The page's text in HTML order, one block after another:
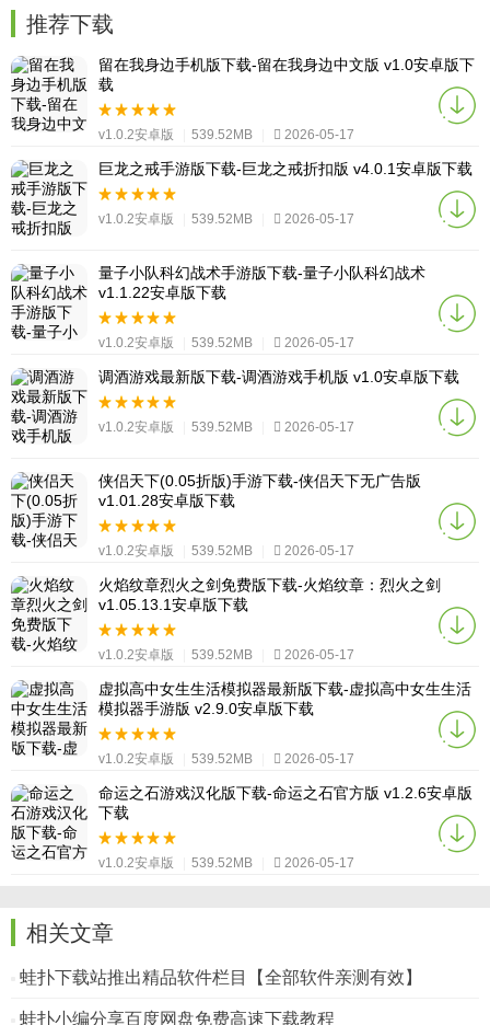
推荐下载
留在我身边手机版下载-留在我身边中文版 v1.0安卓版下
载
v1.0.2安卓版 539.52MB 2026-05-17
巨龙之戒手游版下载-巨龙之戒折扣版 v4.0.1安卓版下载
v1.0.2安卓版 539.52MB 2026-05-17
量子小队科幻战术手游版下载-量子小队科幻战术
v1.1.22安卓版下载
v1.0.2安卓版 539.52MB 2026-05-17
调酒游戏最新版下载-调酒游戏手机版 v1.0安卓版下载
v1.0.2安卓版 539.52MB 2026-05-17
侠侣天下(0.05折版)手游下载-侠侣天下无广告版
v1.01.28安卓版下载
v1.0.2安卓版 539.52MB 2026-05-17
火焰纹章烈火之剑免费版下载-火焰纹章：烈火之剑
v1.05.13.1安卓版下载
v1.0.2安卓版 539.52MB 2026-05-17
虚拟高中女生生活模拟器最新版下载-虚拟高中女生生活
模拟器手游版 v2.9.0安卓版下载
v1.0.2安卓版 539.52MB 2026-05-17
命运之石游戏汉化版下载-命运之石官方版 v1.2.6安卓版
下载
v1.0.2安卓版 539.52MB 2026-05-17
相关文章
蛙扑下载站推出精品软件栏目【全部软件亲测有效】
蛙扑小编分享百度网盘免费高速下载教程